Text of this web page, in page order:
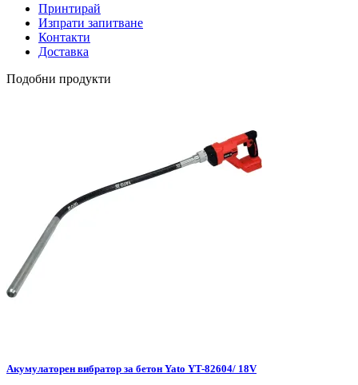
Принтирай
Изпрати запитване
Контакти
Доставка
Подобни продукти
Акумулаторен вибратор за бетон Yato YT-82604/ 18V